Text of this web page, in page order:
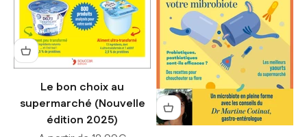
Le bon choix au
supermarché (Nouvelle
édition 2025)